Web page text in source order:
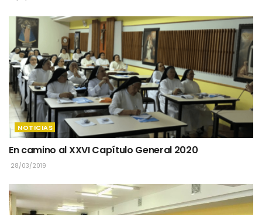
NOTICIAS
En camino al XXVI Capítulo General 2020
28/03/2019